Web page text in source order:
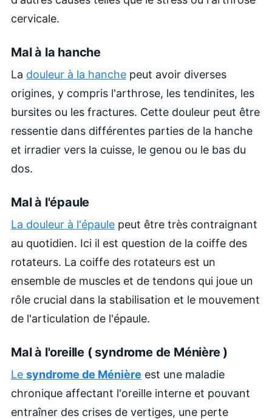
cervicale.
Mal à la hanche
La douleur à la hanche peut avoir diverses
origines, y compris l'arthrose, les tendinites, les
bursites ou les fractures. Cette douleur peut être
ressentie dans différentes parties de la hanche
et irradier vers la cuisse, le genou ou le bas du
dos.
Mal à l'épaule
La douleur à l'épaule peut être très contraignant
au quotidien. Ici il est question de la coiffe des
rotateurs. La coiffe des rotateurs est un
ensemble de muscles et de tendons qui joue un
rôle crucial dans la stabilisation et le mouvement
de l'articulation de l'épaule.
Mal à l'oreille ( syndrome de Ménière )
Le syndrome de Ménière est une maladie
chronique affectant l'oreille interne et pouvant
entraîner des crises de vertiges, une perte